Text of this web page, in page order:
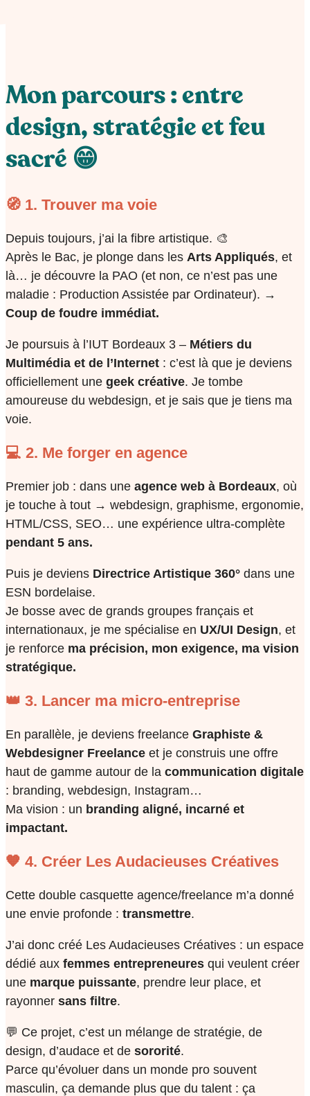
Mon parcours : entre
design, stratégie et feu
sacré 😁
🧭 1. Trouver ma voie
Depuis toujours, j’ai la fibre artistique. 🎨
Après le Bac, je plonge dans les Arts Appliqués, et
là… je découvre la PAO (et non, ce n’est pas une
maladie : Production Assistée par Ordinateur). →
Coup de foudre immédiat.
Je poursuis à l’IUT Bordeaux 3 – Métiers du
Multimédia et de l’Internet : c’est là que je deviens
officiellement une geek créative. Je tombe
amoureuse du webdesign, et je sais que je tiens ma
voie.
💻 2. Me forger en agence
Premier job : dans une agence web à Bordeaux, où
je touche à tout → webdesign, graphisme, ergonomie,
HTML/CSS, SEO… une expérience ultra-complète
pendant 5 ans.
Puis je deviens Directrice Artistique 360° dans une
ESN bordelaise.
Je bosse avec de grands groupes français et
internationaux, je me spécialise en UX/UI Design, et
je renforce ma précision, mon exigence, ma vision
stratégique.
👑 3. Lancer ma micro-entreprise
En parallèle, je deviens freelance Graphiste &
Webdesigner Freelance et je construis une offre
haut de gamme autour de la communication digitale
: branding, webdesign, Instagram…
Ma vision : un branding aligné, incarné et
impactant.
🧡 4. Créer Les Audacieuses Créatives
Cette double casquette agence/freelance m’a donné
une envie profonde : transmettre.
J’ai donc créé Les Audacieuses Créatives : un espace
dédié aux femmes entrepreneures qui veulent créer
une marque puissante, prendre leur place, et
rayonner sans filtre.
💬 Ce projet, c’est un mélange de stratégie, de
design, d’audace et de sororité.
Parce qu’évoluer dans un monde pro souvent
masculin, ça demande plus que du talent : ça